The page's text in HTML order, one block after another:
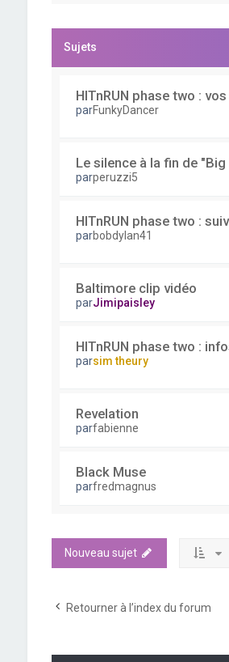
Sujets
HITnRUN phase two :
parFunkyDancer
Le silence à la fin de "Big
parperuzzi5
HITnRUN phase two :
parbobdylan41
Baltimore clip vidéo
parJimipaisley
HITnRUN phase two :
parsim theury
Revelation
parfabienne
Black Muse
parfredmagnus
Nouveau sujet
Retourner à l’index du forum